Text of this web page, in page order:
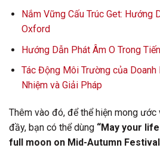
Nắm Vững Cấu Trúc Get: Hướng
Oxford
Hướng Dẫn Phát Âm O Trong
Tác Động Môi Trường của Doanh
Nhiệm và Giải Pháp
Thêm vào đó, để thể hiện mong
đầy, bạn có thể dùng “May your
full moon on Mid-Autumn